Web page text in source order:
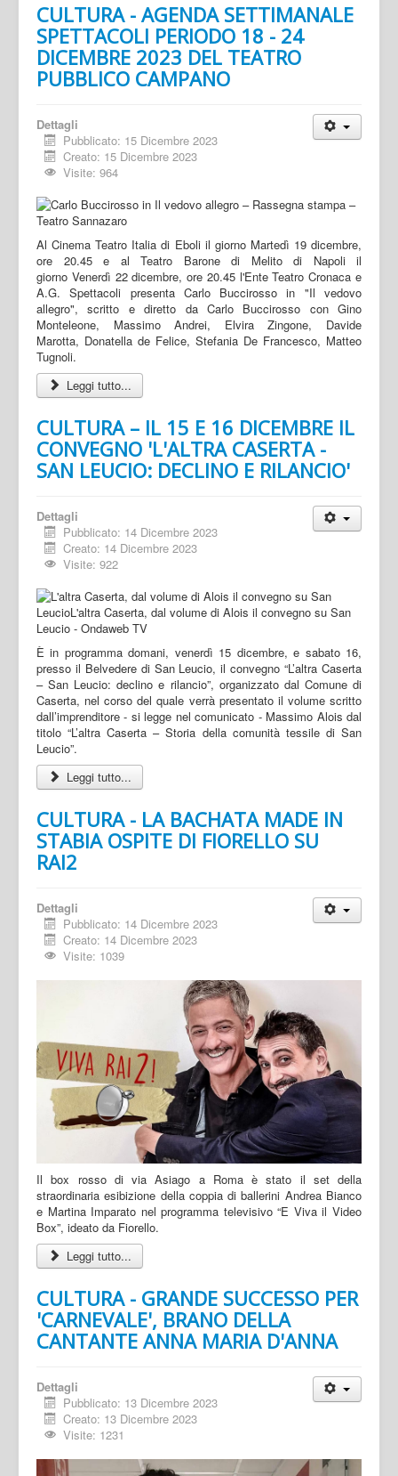
CULTURA - AGENDA SETTIMANALE
SPETTACOLI PERIODO 18 - 24
DICEMBRE 2023 DEL TEATRO
PUBBLICO CAMPANO
Dettagli
Pubblicato: 15 Dicembre 2023
Creato: 15 Dicembre 2023
Visite: 964
Al Cinema Teatro Italia di Eboli il giorno Martedì 19 dicembre,
ore 20.45 e al Teatro Barone di Melito di Napoli il
giorno Venerdì 22 dicembre, ore 20.45 l'Ente Teatro Cronaca e
A.G. Spettacoli presenta Carlo Buccirosso in "Il vedovo
allegro", scritto e diretto da Carlo Buccirosso con Gino
Monteleone, Massimo Andrei, Elvira Zingone, Davide
Marotta, Donatella de Felice, Stefania De Francesco, Matteo
Tugnoli.
Leggi tutto...
CULTURA – IL 15 E 16 DICEMBRE IL
CONVEGNO 'L'ALTRA CASERTA -
SAN LEUCIO: DECLINO E RILANCIO'
Dettagli
Pubblicato: 14 Dicembre 2023
Creato: 14 Dicembre 2023
Visite: 922
È in programma domani, venerdì 15 dicembre, e sabato 16,
presso il Belvedere di San Leucio, il convegno “L’altra Caserta
– San Leucio: declino e rilancio”, organizzato dal Comune di
Caserta, nel corso del quale verrà presentato il volume scritto
dall’imprenditore - si legge nel comunicato - Massimo Alois dal
titolo “L’altra Caserta – Storia della comunità tessile di San
Leucio”.
Leggi tutto...
CULTURA - LA BACHATA MADE IN
STABIA OSPITE DI FIORELLO SU
RAI2
Dettagli
Pubblicato: 14 Dicembre 2023
Creato: 14 Dicembre 2023
Visite: 1039
Il box rosso di via Asiago a Roma è stato il set della
straordinaria esibizione della coppia di ballerini Andrea Bianco
e Martina Imparato nel programma televisivo “E Viva il Video
Box”, ideato da Fiorello.
Leggi tutto...
CULTURA - GRANDE SUCCESSO PER
'CARNEVALE', BRANO DELLA
CANTANTE ANNA MARIA D'ANNA
Dettagli
Pubblicato: 13 Dicembre 2023
Creato: 13 Dicembre 2023
Visite: 1231